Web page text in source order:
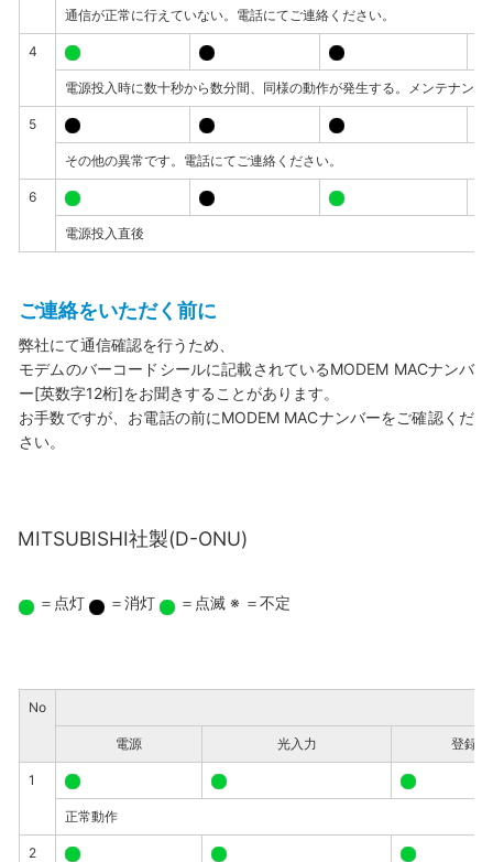
通信が正常に行えていない。電話にてご連絡ください。
4
電源投入時に数十秒から数分間、同様の動作が発生する。メンテナン
5
その他の異常です。電話にてご連絡ください。
6
電源投入直後
ご連絡をいただく前に
弊社にて通信確認を行うため、
モデムのバーコードシールに記載されているMODEM MACナンバ
ー[英数字12桁]をお聞きすることがあります。
お手数ですが、お電話の前にMODEM MACナンバーをご確認くだ
さい。
MITSUBISHI社製(D-ONU)
＝点灯 ＝消灯 ＝点滅 ※ ＝不定
No
電源 光入力 登録
1
正常動作
2